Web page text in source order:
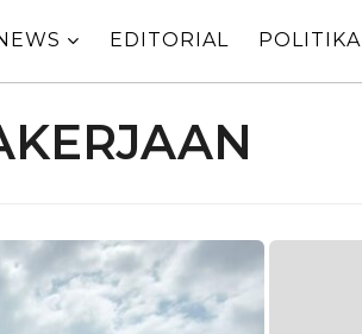
EDITORIAL POLITIKA